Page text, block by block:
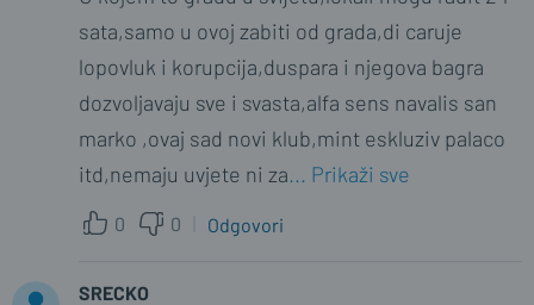
sata,samo u ovoj zabiti od grada,di caruje
lopovluk i korupcija,duspara i njegova bagra
dozvoljavaju sve i svasta,alfa sens navalis san
marko ,ovaj sad novi klub,mint eskluziv palaco
itd,nemaju uvjete ni za... Prikaži sve
0 0 Odgovori
SRECKO